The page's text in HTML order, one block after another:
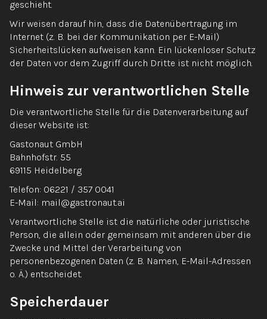
geschieht.
Wir weisen darauf hin, dass die Datenübertragung im
Internet (z. B. bei der Kommunikation per E-Mail)
Sicherheitslücken aufweisen kann. Ein lückenloser Schutz
der Daten vor dem Zugriff durch Dritte ist nicht möglich.
Hinweis zur verantwortlichen Stelle
Die verantwortliche Stelle für die Datenverarbeitung auf
dieser Website ist:
Gastonaut GmbH
Bahnhofstr. 55
69115 Heidelberg
Telefon: 06221 / 357 0041
E-Mail: mail@gastronaut.ai
Verantwortliche Stelle ist die natürliche oder juristische
Person, die allein oder gemeinsam mit anderen über die
Zwecke und Mittel der Verarbeitung von
personenbezogenen Daten (z. B. Namen, E-Mail-Adressen
o. Ä.) entscheidet.
Speicherdauer